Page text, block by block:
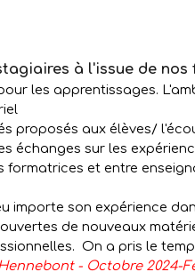
à l'issue de nos
les apprentissages.
proposés aux élèves/
échanges sur les
formatrices et entre
importe son expérience
de nouveaux
On a pris le
- Octobre 2024-